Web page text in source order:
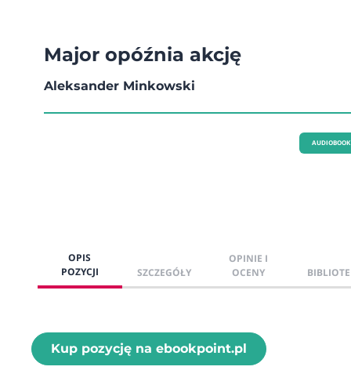
Major opóźnia akcję
Aleksander Minkowski
AUDIOBOOK
OPIS
POZYCJI
SZCZEGÓŁY
OPINIE I
OCENY
Kup pozycję na ebookpoint.pl